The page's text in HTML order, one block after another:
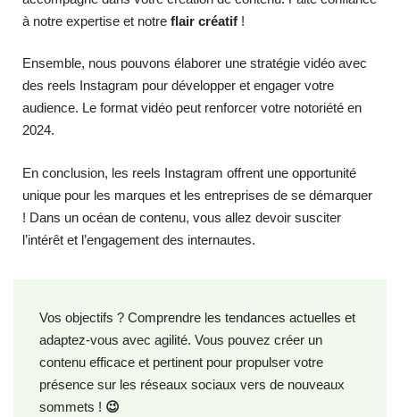
à notre expertise et notre flair créatif !
Ensemble, nous pouvons élaborer une stratégie vidéo avec
des reels Instagram pour développer et engager votre
audience. Le format vidéo peut renforcer votre notoriété en
2024.
En conclusion, les reels Instagram offrent une opportunité
unique pour les marques et les entreprises de se démarquer
! Dans un océan de contenu, vous allez devoir susciter
l’intérêt et l’engagement des internautes.
Vos objectifs ? Comprendre les tendances actuelles et
adaptez-vous avec agilité. Vous pouvez créer un
contenu efficace et pertinent pour propulser votre
présence sur les réseaux sociaux vers de nouveaux
sommets ! 😉